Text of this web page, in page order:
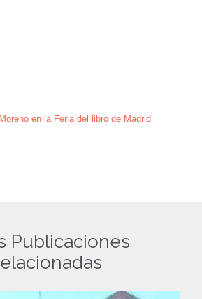
en la Feria del libro de Madrid
Publicaciones